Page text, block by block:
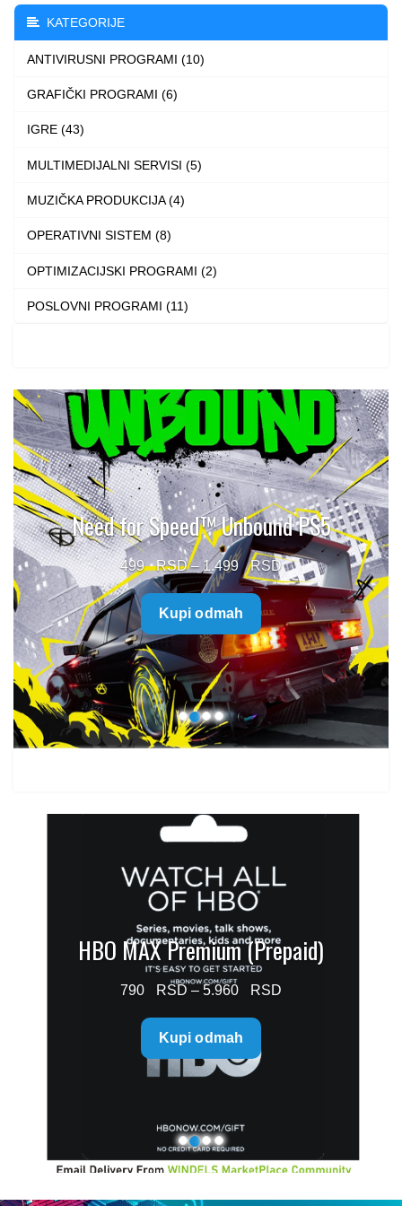
options
may
be
the
KATEGORIJE
ANTIVIRUSNI PROGRAMI (10)
GRAFIČKI PROGRAMI (6)
IGRE (43)
MULTIMEDIJALNI SERVISI (5)
MUZIČKA PRODUKCIJA (4)
OPERATIVNI SISTEM (8)
OPTIMIZACIJSKI PROGRAMI (2)
POSLOVNI PROGRAMI (11)
Need for Speed™ Unbound PS5
499 – 1.499
Price
range:
499 $
through
1.499 $
Kupi odmah
HBO MAX Premium (Prepaid)
790 – 5.960
Kupi odmah